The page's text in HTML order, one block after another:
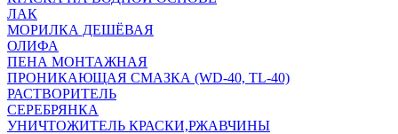
ЛАК
МОРИЛКА ДЕШЁВАЯ
ОЛИФА
ПЕНА МОНТАЖНАЯ
ПРОНИКАЮЩАЯ СМАЗКА (WD-40, TL-40)
РАСТВОРИТЕЛЬ
СЕРЕБРЯНКА
УНИЧТОЖИТЕЛЬ КРАСКИ,РЖАВЧИНЫ